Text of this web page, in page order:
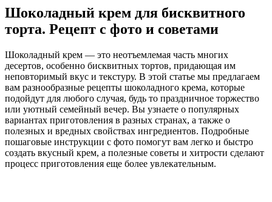
Шоколадный крем для бисквитного
торта. Рецепт с фото и советами
Шоколадный крем — это неотъемлемая часть многих
десертов, особенно бисквитных тортов, придающая им
неповторимый вкус и текстуру. В этой статье мы предлагаем
вам разнообразные рецепты шоколадного крема, которые
подойдут для любого случая, будь то праздничное торжество
или уютный семейный вечер. Вы узнаете о популярных
вариантах приготовления в разных странах, а также о
полезных и вредных свойствах ингредиентов. Подробные
пошаговые инструкции с фото помогут вам легко и быстро
создать вкусный крем, а полезные советы и хитрости сделают
процесс приготовления еще более увлекательным.